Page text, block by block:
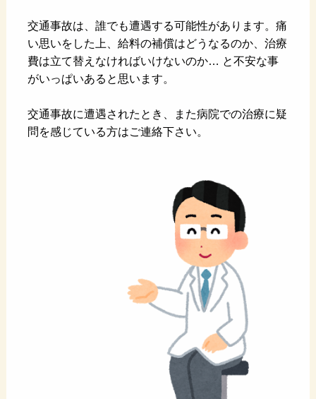
交通事故は、誰でも遭遇する可能性があります。痛
い思いをした上、給料の補償はどうなるのか、治療
費は立て替えなければいけないのか… と不安な事
がいっぱいあると思います。
交通事故に遭遇されたとき、また病院での治療に疑
問を感じている方はご連絡下さい。